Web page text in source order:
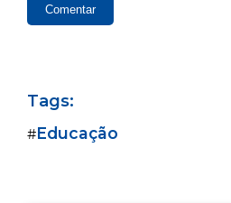
Comentar
Tags:
#Educação